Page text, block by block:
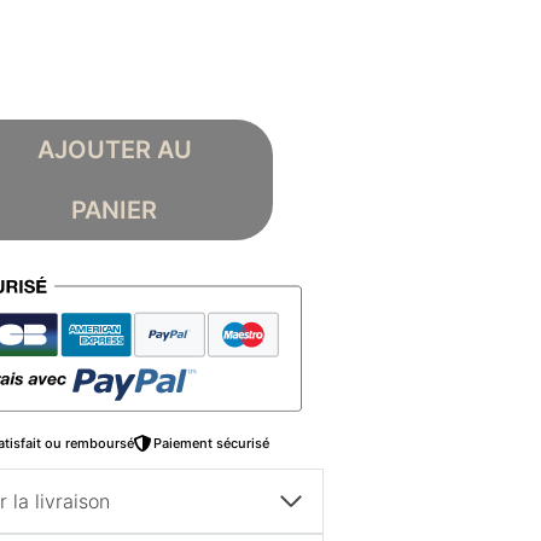
AJOUTER AU
PANIER
ou remboursé Paiement sécurisé
la livraison